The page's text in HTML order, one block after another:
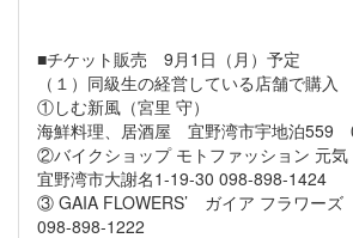
■チケット販売 9月1日（月）予定
（１）同級生の経営している店舗で購入
①しむ新風（宮里 守）
海鮮料理、居酒屋 宜野湾市宇地泊559
②バイクショップ モトファッション 元気
宜野湾市大謝名1-19-30 098-898-1424
③ GAIA FLOWERS’ ガイア フラワーズ
098-898-1222